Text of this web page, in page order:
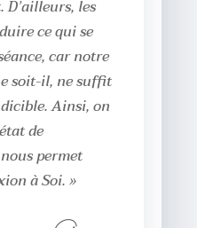
D’ailleurs, les
ce qui se
car notre
soit-il, ne suffit
Ainsi, on
de
permet
à Soi. »